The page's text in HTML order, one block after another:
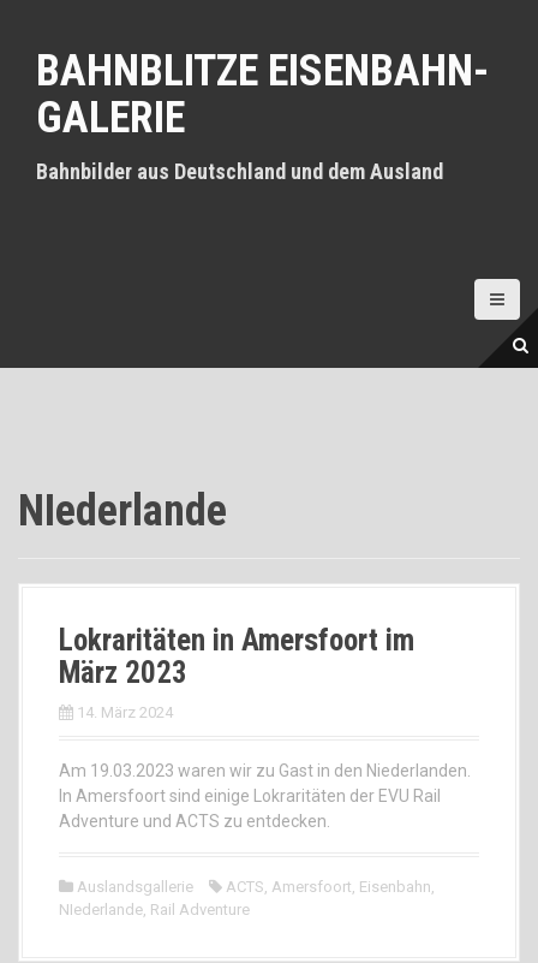
t
BAHNBLITZE EISENBAHN-
GALERIE
Bahnbilder aus Deutschland und dem Ausland
NIederlande
Lokraritäten in Amersfoort im
März 2023
14. März 2024
Am 19.03.2023 waren wir zu Gast in den Niederlanden.
In Amersfoort sind einige Lokraritäten der EVU Rail
Adventure und ACTS zu entdecken.
Auslandsgallerie ACTS, Amersfoort, Eisenbahn,
NIederlande, Rail Adventure